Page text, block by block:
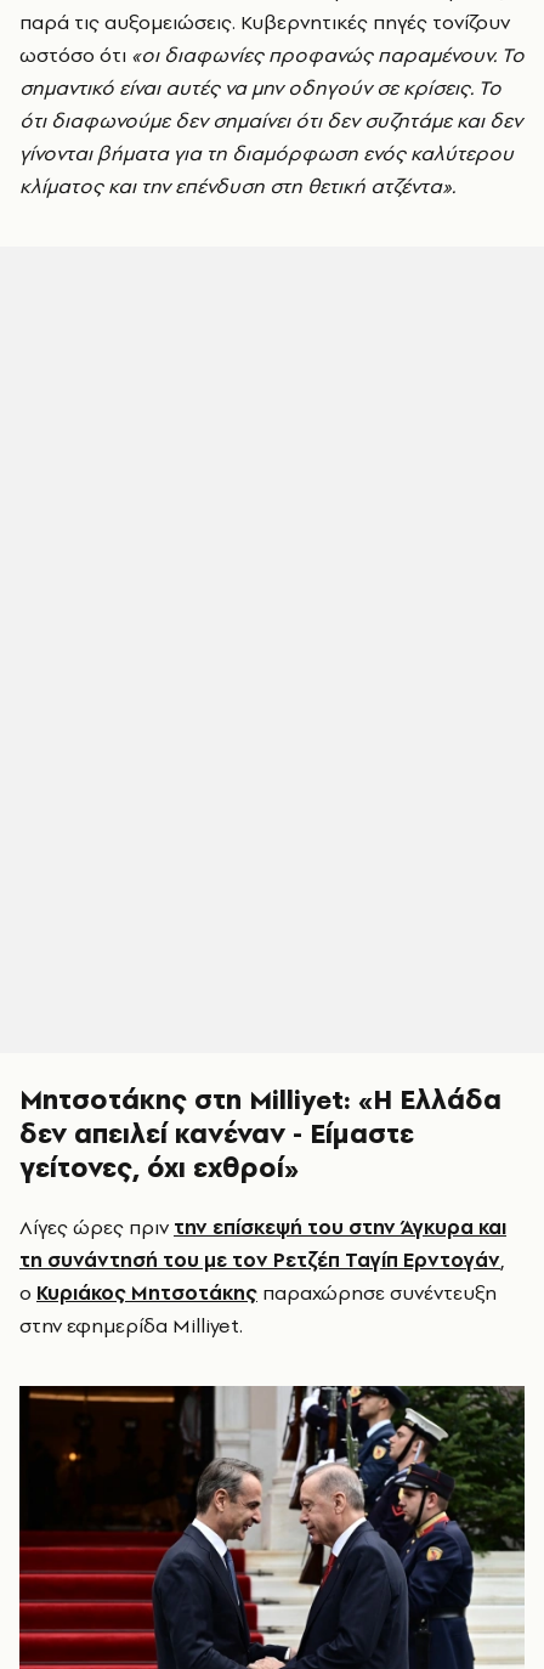
παρά τις αυξομειώσεις. Κυβερνητικές πηγές τονίζουν
ωστόσο ότι «οι διαφωνίες προφανώς παραμένουν. Το
σημαντικό είναι αυτές να μην οδηγούν σε κρίσεις. Το
ότι διαφωνούμε δεν σημαίνει ότι δεν συζητάμε και δεν
γίνονται βήματα για τη διαμόρφωση ενός καλύτερου
κλίματος και την επένδυση στη θετική ατζέντα».
Μητσοτάκης στη Milliyet: «Η Ελλάδα
δεν απειλεί κανέναν - Είμαστε
γείτονες, όχι εχθροί»
Λίγες ώρες πριν την επίσκεψή του στην Άγκυρα και
τη συνάντησή του με τον Ρετζέπ Ταγίπ Ερντογάν,
ο Κυριάκος Μητσοτάκης παραχώρησε συνέντευξη
στην εφημερίδα Milliyet.